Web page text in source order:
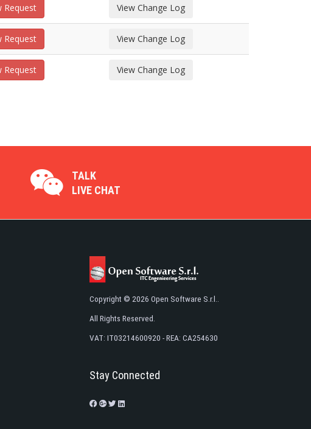
TALK
LIVE CHAT
Copyright © 2026 Open Software S.r.l..
All Rights Reserved.
VAT: IT03214600920 - REA: CA254630
Stay Connected